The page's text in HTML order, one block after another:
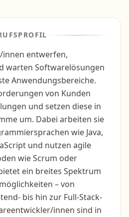
entwerfen,
warten Softwarelösungen
Anwendungsbereiche.
von Kunden
und setzen diese in
um. Dabei arbeiten sie
wie Java,
und nutzen agile
wie Scrum oder
ein breites Spektrum
– von
bis hin zur Full-Stack-
innen sind in